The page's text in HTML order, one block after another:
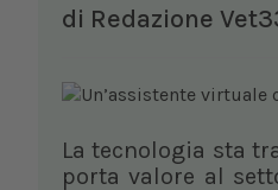
di Redazione
La tecnologia sta
porta valore al